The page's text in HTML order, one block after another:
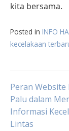
kita bersama.
Posted in INFO
kecelakaan
Post
Peran Website
Palu dalam
Informasi
Lintas